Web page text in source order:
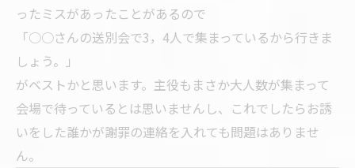
ったミスがあったことがあるので
「○○さんの送別会で3，4人で集まっているから行きま
しょう。」
がベストかと思います。主役もまさか大人数が集まって
会場で待っているとは思いませんし、これでしたらお誘
いをした誰かが謝罪の連絡を入れても問題はありませ
ん。